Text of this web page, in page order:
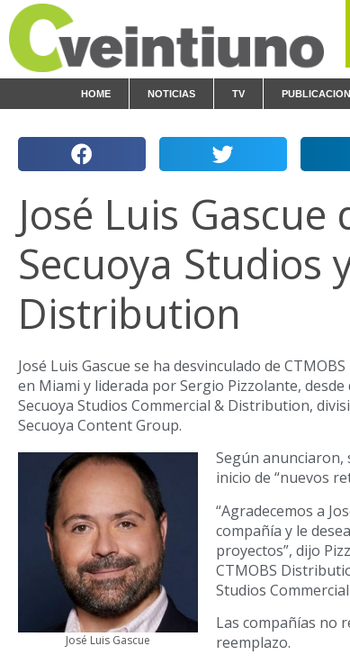
HOME NOTICIAS TV
José Luis Gascue
Secuoya Studios
Distribution
José Luis Gascue se ha desvinculado de
en Miami y liderada por Sergio Pizzolante,
Secuoya Studios Commercial & Distribution,
Secuoya Content Group.
José Luis Gascue
Según anunciaron,
inicio de “nuevos
“Agradecemos a
compañía y le
proyectos”, dijo
CTMOBS
Studios
Las compañías no
reemplazo.